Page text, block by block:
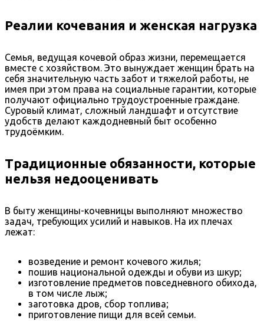
Реалии кочевания и женская нагрузка
Семья, ведущая кочевой образ жизни, перемещается
вместе с хозяйством. Это вынуждает женщин брать на
себя значительную часть забот и тяжелой работы, не
имея при этом права на социальные гарантии, которые
получают официально трудоустроенные граждане.
Суровый климат, сложный ландшафт и отсутствие
удобств делают каждодневный быт особенно
трудоёмким.
Традиционные обязанности, которые
нельзя недооценивать
В быту женщины-кочевницы выполняют множество
задач, требующих усилий и навыков. На их плечах
лежат:
возведение и ремонт кочевого жилья;
пошив национальной одежды и обуви из шкур;
изготовление предметов повседневного обихода,
в том числе лыж;
заготовка дров, сбор топлива;
приготовление пищи для всей семьи.